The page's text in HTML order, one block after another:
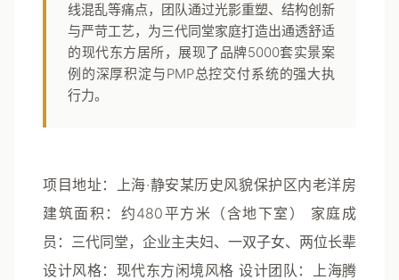
线混乱等痛点，团队通过光影重塑、结构创新
与严苛工艺，为三代同堂家庭打造出通透舒适
的现代东方居所，展现了品牌5000套实景案
例的深厚积淀与PMP总控交付系统的强大执
行力。
项目地址：上海·静安某历史风貌保护区内老洋房
建筑面积 ：约480平方米（含地下室） 家庭成
员 ：三代同堂，企业主夫妇、一双子女、两位长辈
设计风格：现代东方闲境风格设计团队 ：上海腾